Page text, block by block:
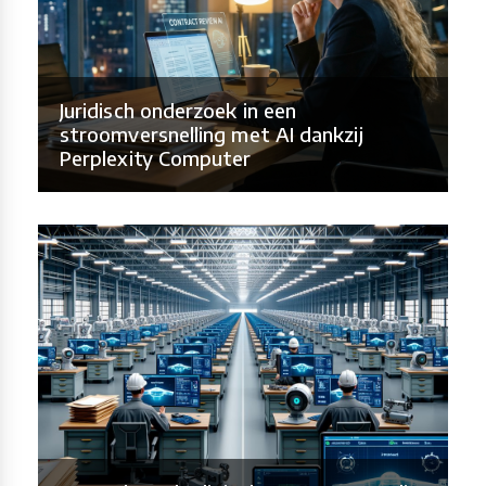
Juridisch onderzoek in een
stroomversnelling met AI dankzij
Perplexity Computer